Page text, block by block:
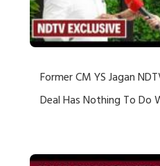
Former CM YS Jagan
Deal Has Nothing To Do